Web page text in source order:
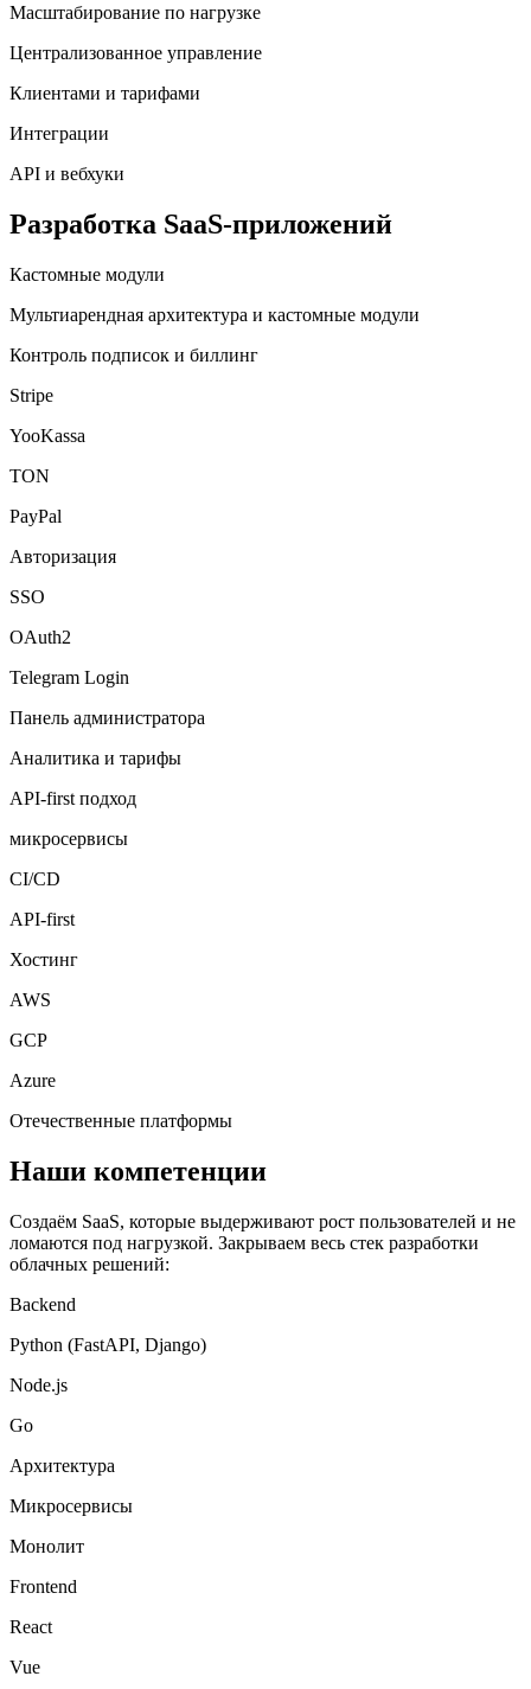
Масштабирование по нагрузке
Централизованное управление
Клиентами и тарифами
Интеграции
API и вебхуки
Разработка SaaS-приложений
Кастомные модули
Мультиарендная архитектура и кастомные модули
Контроль подписок и биллинг
Stripe
YooKassa
TON
PayPal
Авторизация
SSO
OAuth2
Telegram Login
Панель администратора
Аналитика и тарифы
API-first подход
микросервисы
CI/CD
API-first
Хостинг
AWS
GCP
Azure
Отечественные платформы
Наши компетенции
Создаём SaaS, которые выдерживают рост пользователей и не
ломаются под нагрузкой. Закрываем весь стек разработки
облачных решений:
Backend
Python (FastAPI, Django)
Node.js
Go
Архитектура
Микросервисы
Монолит
Frontend
React
Vue